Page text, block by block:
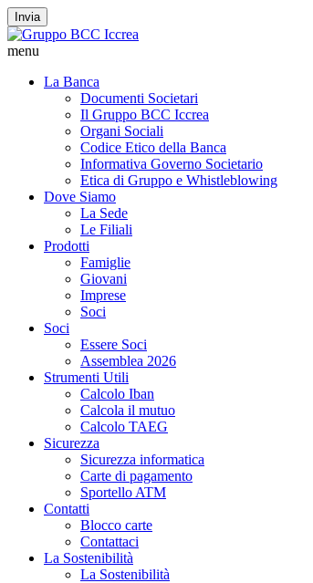
Invia
menu
La Banca
Documenti Societari
Il Gruppo BCC Iccrea
Organi Sociali
Codice Etico della Banca
Informativa Governo Societario
Etica di Gruppo e Whistleblowing
Dove Siamo
La Sede
Le Filiali
Prodotti
Famiglie
Giovani
Imprese
Soci
Soci
Essere Soci
Assemblea 2026
Strumenti Utili
Calcolo Iban
Calcola il mutuo
Calcolo TAEG
Sicurezza
Sicurezza informatica
Carte di pagamento
Sportello ATM
Contatti
Blocco carte
Contattaci
La Sostenibilità
La Sostenibilità